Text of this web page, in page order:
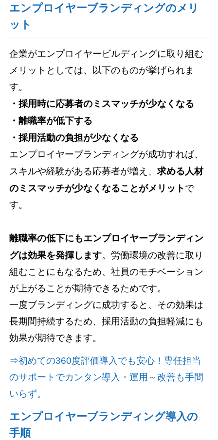
エンプロイヤーブランディングのメリ
ット
企業がエンプロイヤービルディングに取り組む
メリットとしては、以下のものが挙げられま
す。
・採用時に応募者のミスマッチが少なくなる
・離職率が低下する
・採用活動の負担が少なくなる
エンプロイヤーブランディングが成功すれば、
スキルや経験がある応募者が増え、求める人材
のミスマッチが少なくなることがメリットで
す。
離職率の低下にもエンプロイヤーブランディン
グは効果を発揮します。労働環境の改善に取り
組むことにもなるため、社員のモチベーション
が上がることが期待できるためです。
一度ブランディングに成功すると、その効果は
長期間持続するため、採用活動の負担軽減にも
効果が期待できます。
⇒初めての360度評価導入でも安心！専任担当
のサポートでカンタン導入・運用～改善も手間
いらず。
エンプロイヤーブランディング導入の
手順